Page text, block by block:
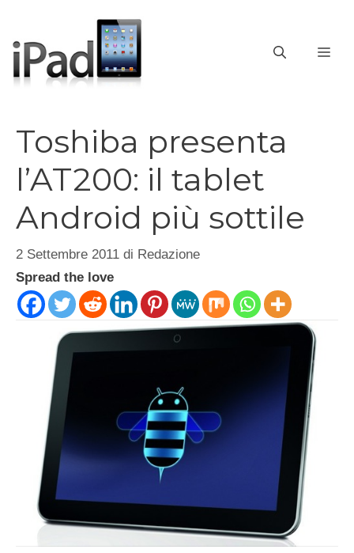
contenuto
Toshiba presenta
l’AT200: il tablet
Android più sottile
2 Settembre 2011 di Redazione
Spread the love